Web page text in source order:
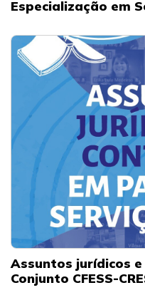
Especialização em
Assuntos jurídicos
Conjunto CFESS-